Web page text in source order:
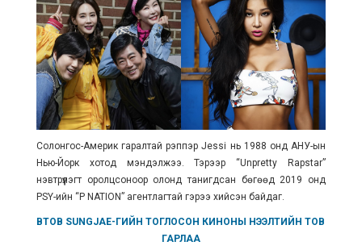
Солонгос-Америк гаралтайрэппэр Jessi нь 1988 онд АНУ-ын
Нью-Йорк хотод мэндэлжээ. Тэрээр “Unpretty Rapstar”
нэвтрүүлэгт оролцсоноор олонд танигдсан бөгөөд 2019 онд
PSY-ийн “P NATION” агентлагтай гэрээ хийсэн байдаг.
BTOB SUNGJAE-ГИЙН ТОГЛОСОН КИНОНЫ НЭЭЛТИЙН ТОВ
ГАРЛАА